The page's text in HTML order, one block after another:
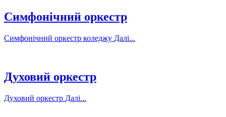
Симфонічний оркестр
Симфонічний оркестр коледжу Далі...
Духовий оркестр
Духовий оркестр Далі...